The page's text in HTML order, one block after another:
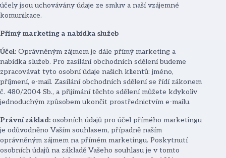
účely jsou uchovávány údaje ze smluv a naší vzájemné
komunikace.
Přímý marketing a nabídka služeb
Účel: Oprávněným zájmem je dále přímý marketing a
nabídka služeb. Pro zasílání obchodních sdělení budeme
zpracovávat tyto osobní údaje našich klientů: jméno,
příjmení, e-mail. Zasílání obchodních sdělení se řídí zákonem
č. 480/2004 Sb., a přijímání těchto sdělení můžete kdykoliv
jednoduchým způsobem ukončit prostřednictvím e-mailu.
Právní základ: osobních údajů pro účel přímého marketingu
je odůvodněno Vaším souhlasem, případně naším
oprávněným zájmem na přímém marketingu. Poskytnutí
osobních údajů na základě Vašeho souhlasu je v tomto